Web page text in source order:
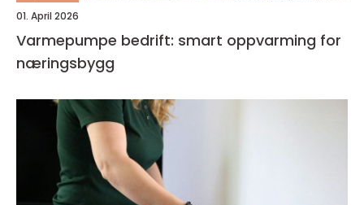
01. April 2026
Varmepumpe bedrift: smart oppvarming for
næringsbygg